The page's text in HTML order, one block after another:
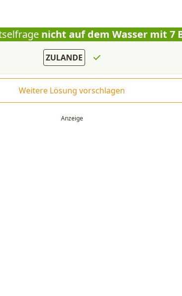
nicht auf dem Wasser mit 7
ZULANDE
Weitere Lösung vorschlagen